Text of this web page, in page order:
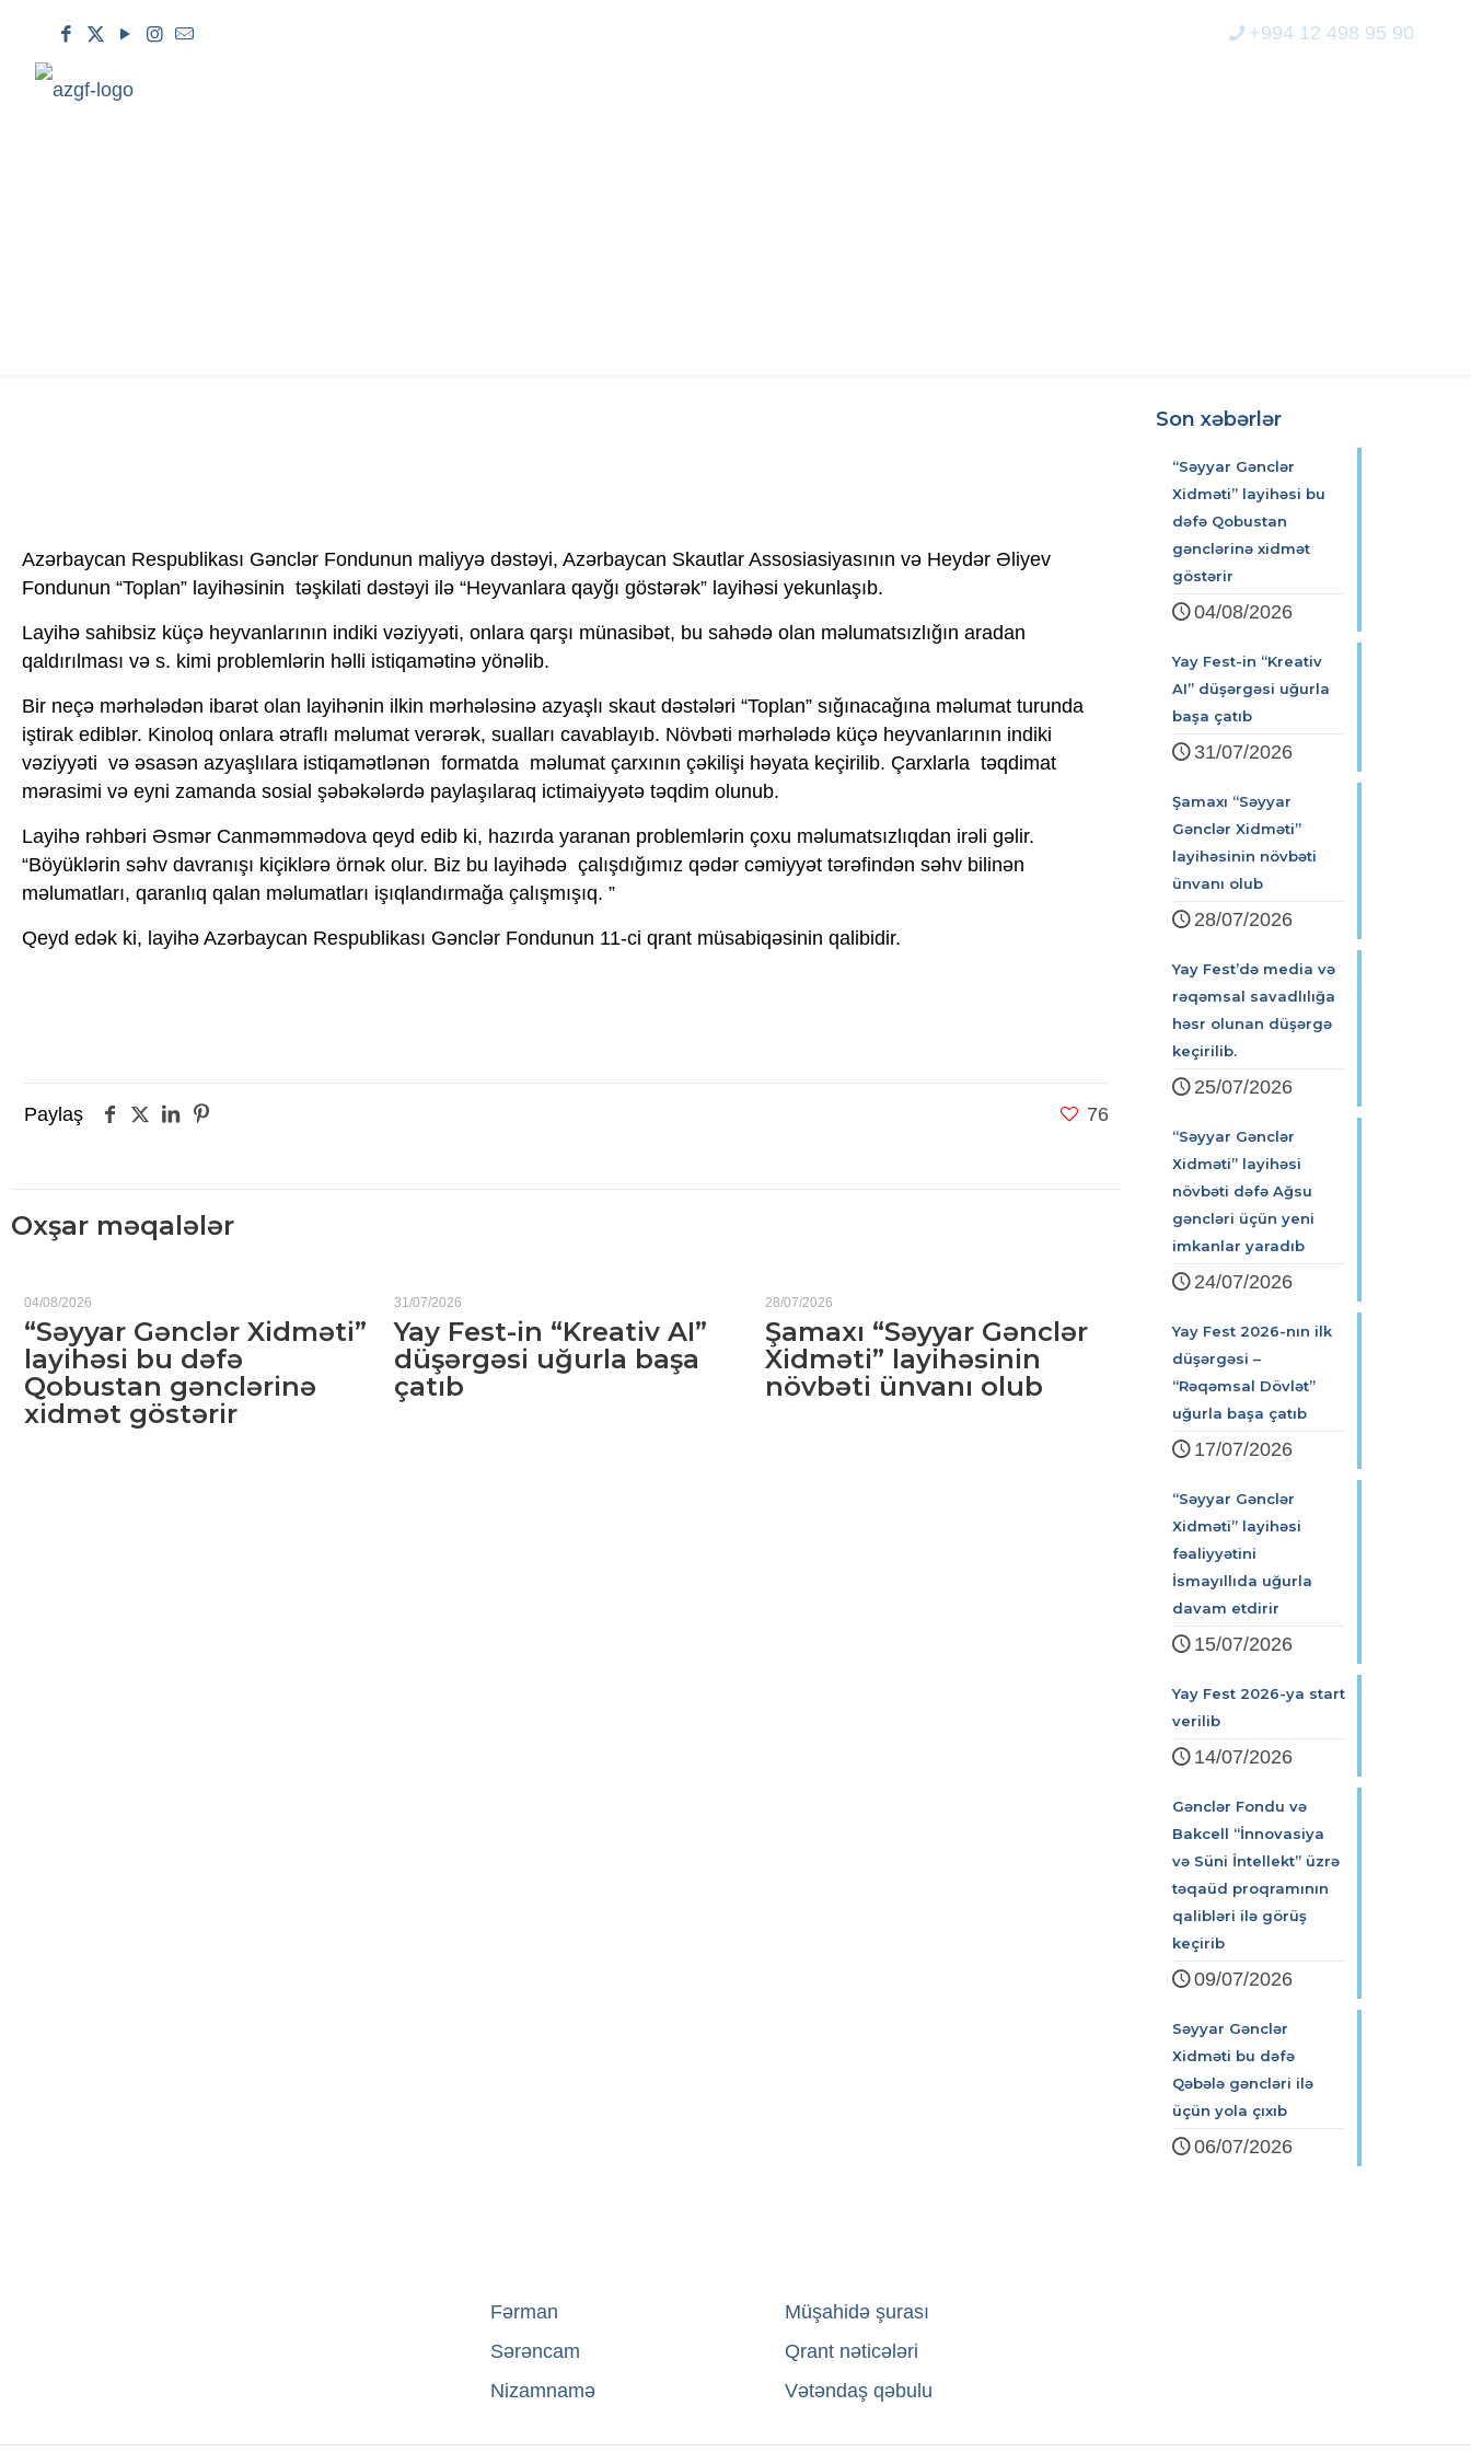
+994 12 498 95 90
Azərbaycan Respublikası Gənclər Fondunun maliyyə dəstəyi, Azərbaycan Skautlar Assosiasiyasının və Heydər Əliyev
Fondunun “Toplan” layihəsinin təşkilati dəstəyi ilə “Heyvanlara qayğı göstərək” layihəsi yekunlaşıb.
Layihə sahibsiz küçə heyvanlarının indiki vəziyyəti, onlara qarşı münasibət, bu sahədə olan məlumatsızlığın aradan
qaldırılması və s. kimi problemlərin həlli istiqamətinə yönəlib.
Bir neçə mərhələdən ibarət olan layihənin ilkin mərhələsinə azyaşlı skaut dəstələri “Toplan” sığınacağına məlumat turunda
iştirak ediblər. Kinoloq onlara ətraflı məlumat verərək, sualları cavablayıb. Növbəti mərhələdə küçə heyvanlarının indiki
vəziyyəti və əsasən azyaşlılara istiqamətlənən formatda məlumat çarxının çəkilişi həyata keçirilib. Çarxlarla təqdimat
mərasimi və eyni zamanda sosial şəbəkələrdə paylaşılaraq ictimaiyyətə təqdim olunub.
Layihə rəhbəri Əsmər Canməmmədova qeyd edib ki, hazırda yaranan problemlərin çoxu məlumatsızlıqdan irəli gəlir.
“Böyüklərin səhv davranışı kiçiklərə örnək olur. Biz bu layihədə çalışdığımız qədər cəmiyyət tərəfindən səhv bilinən
məlumatları, qaranlıq qalan məlumatları işıqlandırmağa çalışmışıq. ”
Qeyd edək ki, layihə Azərbaycan Respublikası Gənclər Fondunun 11-ci qrant müsabiqəsinin qalibidir.
Paylaş 76
Oxşar məqalələr
04/08/2026
“Səyyar Gənclər Xidməti”
layihəsi bu dəfə
Qobustan gənclərinə
xidmət göstərir
31/07/2026
Yay Fest-in “Kreativ AI”
düşərgəsi uğurla başa
çatıb
28/07/2026
Şamaxı “Səyyar Gənclər
Xidməti” layihəsinin
növbəti ünvanı olub
Son xəbərlər
“Səyyar Gənclər
Xidməti” layihəsi bu
dəfə Qobustan
gənclərinə xidmət
göstərir
04/08/2026
Yay Fest-in “Kreativ
AI” düşərgəsi uğurla
başa çatıb
31/07/2026
Şamaxı “Səyyar
Gənclər Xidməti”
layihəsinin növbəti
ünvanı olub
28/07/2026
Yay Fest’də media və
rəqəmsal savadlılığa
həsr olunan düşərgə
keçirilib.
25/07/2026
“Səyyar Gənclər
Xidməti” layihəsi
növbəti dəfə Ağsu
gəncləri üçün yeni
imkanlar yaradıb
24/07/2026
Yay Fest 2026-nın ilk
düşərgəsi –
“Rəqəmsal Dövlət”
uğurla başa çatıb
17/07/2026
“Səyyar Gənclər
Xidməti” layihəsi
fəaliyyətini
İsmayıllıda uğurla
davam etdirir
15/07/2026
Yay Fest 2026-ya start
verilib
14/07/2026
Gənclər Fondu və
Bakcell “İnnovasiya
və Süni İntellekt” üzrə
təqaüd proqramının
qalibləri ilə görüş
keçirib
09/07/2026
Səyyar Gənclər
Xidməti bu dəfə
Qəbələ gəncləri ilə
üçün yola çıxıb
06/07/2026
Fərman
Sərəncam
Nizamnamə
Müşahidə şurası
Qrant nəticələri
Vətəndaş qəbulu